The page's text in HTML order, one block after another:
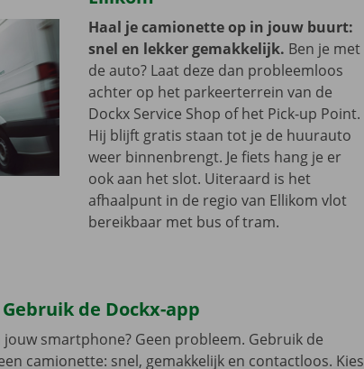
Haal je camionette op in jouw buurt:
snel en lekker gemakkelijk. Ben je met
de auto? Laat deze dan probleemloos
achter op het parkeerterrein van de
Dockx Service Shop of het Pick-up Point.
Hij blijft gratis staan tot je de huurauto
weer binnenbrengt. Je fiets hang je er
ook aan het slot. Uiteraard is het
afhaalpunt in de regio van Ellikom vlot
bereikbaar met bus of tram.
de Dockx-app
smartphone? Geen probleem. Gebruik de
camionette: snel, gemakkelijk en contactloos. Kies